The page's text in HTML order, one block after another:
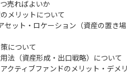
売ればよいか
メリットについて
セット・ロケーション（資産の置き場
について
法（資産形成・出口戦略）について
クティブファンドのメリット・デメリ